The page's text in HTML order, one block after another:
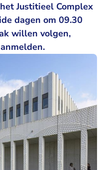
Justitieel Complex
dagen om 09.30
willen volgen,